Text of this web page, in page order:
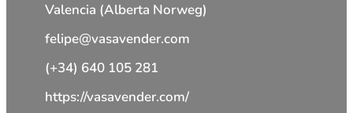
Valencia (Alberta Norweg)
felipe@vasavender.com
(+34) 640 105 281
https://vasavender.com/